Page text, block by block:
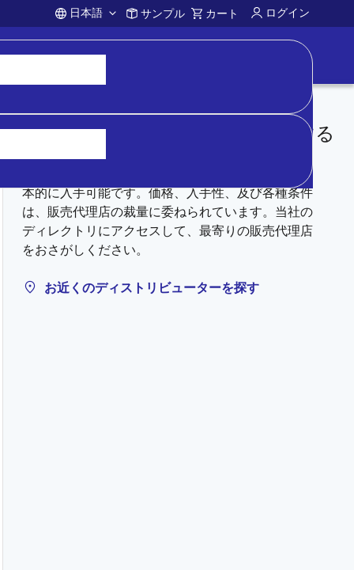
Account
日本語 サンプル カート ログイン
ディストリビューターから購入する
在庫があるものについては、正規代理店を通じて基
本的に入手可能です。価格、入手性、及び各種条件
は、販売代理店の裁量に委ねられています。当社の
ディレクトリにアクセスして、最寄りの販売代理店
をおさがしください。
お近くのディストリビューターを探す